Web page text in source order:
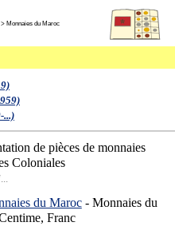
> Monnaies du Maroc
...)
de pièces de monnaies
Coloniales
du Maroc- Monnaies du
Franc